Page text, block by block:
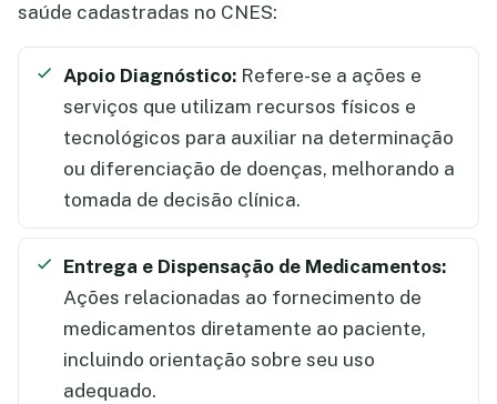
saúde cadastradas no CNES:
Apoio Diagnóstico: Refere-se a ações e
serviços que utilizam recursos físicos e
tecnológicos para auxiliar na determinação
ou diferenciação de doenças, melhorando a
tomada de decisão clínica.
Entrega e Dispensação de Medicamentos:
Ações relacionadas ao fornecimento de
medicamentos diretamente ao paciente,
incluindo orientação sobre seu uso
adequado.